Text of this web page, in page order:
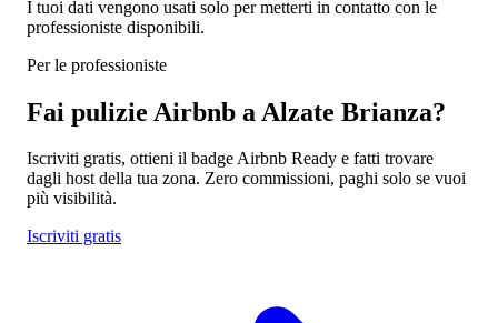
I tuoi dati vengono usati solo per metterti in contatto con le
professioniste disponibili.
Per le professioniste
Fai pulizie Airbnb a Alzate Brianza?
Iscriviti gratis, ottieni il badge Airbnb Ready e fatti trovare
dagli host della tua zona. Zero commissioni, paghi solo se vuoi
più visibilità.
Iscriviti gratis